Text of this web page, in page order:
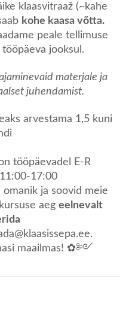
klaasvitraaž (~kahe
kohe kaasa võtta.
peale tellimuse
jooksul.
materjale ja
juhendamist.
arvestama 1,5 kuni
tööpäevadel E-R
17:00
ja soovid meie
aeg eelnevalt
maailmas! ✿༻